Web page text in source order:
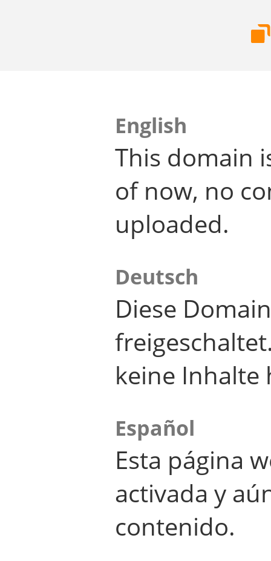
English
This domain
of now, no
uploaded.
Deutsch
Diese
keine Inhalte
Español
Esta página
activada y
contenido.